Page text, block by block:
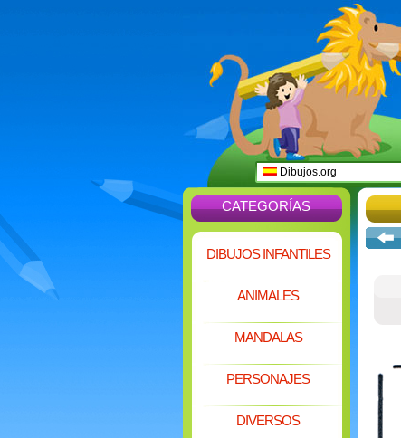
Dibujos.org
CATEGORÍAS
DIBUJOS INFANTILES
ANIMALES
MANDALAS
PERSONAJES
DIVERSOS